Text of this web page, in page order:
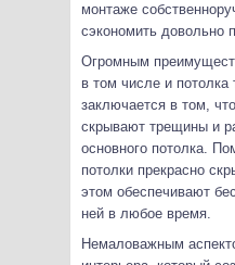
монтаже
сэкономить довольно
Огромным
в том числе и потолка
заключается в том,
скрывают трещины и
основного потолка.
потолки прекрасно
этом обеспечивают
ней в любое время.
Немаловажным